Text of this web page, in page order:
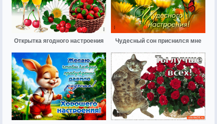
Открытка ягодного настроения Чудесный сон приснился мне